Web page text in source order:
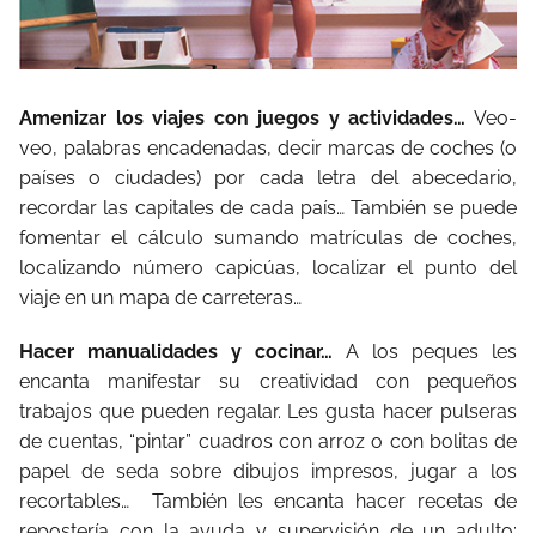
Amenizar los viajes con juegos y actividades… Veo-
veo, palabras encadenadas, decir marcas de coches (o
países o ciudades) por cada letra del abecedario,
recordar las capitales de cada país… También se puede
fomentar el cálculo sumando matrículas de coches,
localizando número capicúas, localizar el punto del
viaje en un mapa de carreteras…
Hacer manualidades y cocinar… A los peques les
encanta manifestar su creatividad con pequeños
trabajos que pueden regalar. Les gusta hacer pulseras
de cuentas, “pintar” cuadros con arroz o con bolitas de
papel de seda sobre dibujos impresos, jugar a los
recortables…
También les encanta hacer recetas de